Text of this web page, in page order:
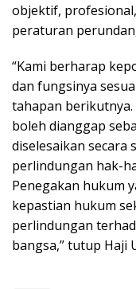
objektif,
peraturan
“Kami berharap
dan fungsinya
tahapan
boleh dianggap
diselesaikan secara
perlindungan hak-
Penegakan hukum
kepastian hukum
perlindungan
bangsa,” tutup Haji